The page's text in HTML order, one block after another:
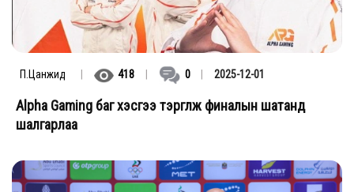
П.Цанжид 418 0 2025-12-01
Alpha Gaming баг хэсгээ тэргүүлж финалын шатанд
шалгарлаа